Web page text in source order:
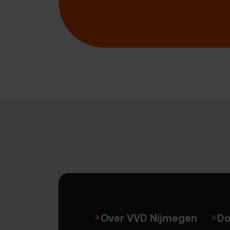
Over VVD Nijmegen